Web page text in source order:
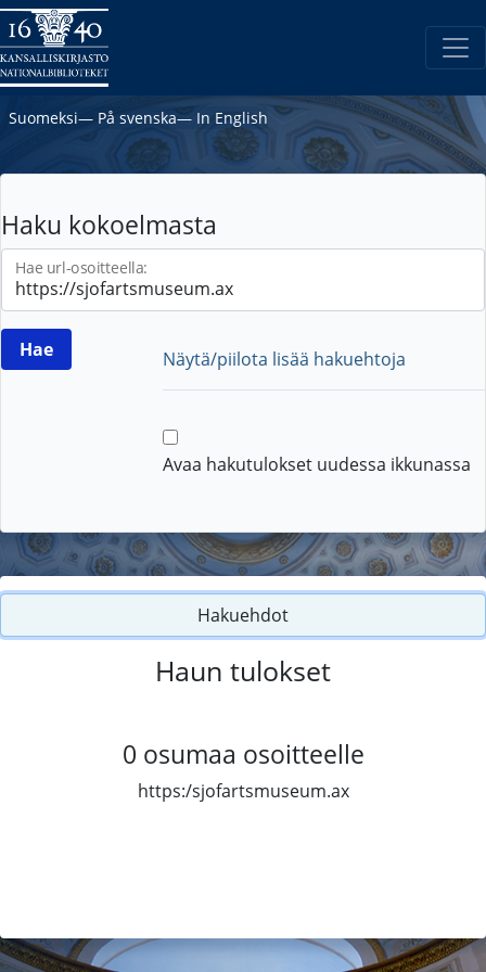
Suomeksi― På svenska― In English
Haku kokoelmasta
Hae url-osoitteella:
Näytä/piilota lisää hakuehtoja
Avaa hakutulokset uudessa ikkunassa
Hakuehdot
Haun tulokset
0 osumaa osoitteelle
https:/sjofartsmuseum.ax